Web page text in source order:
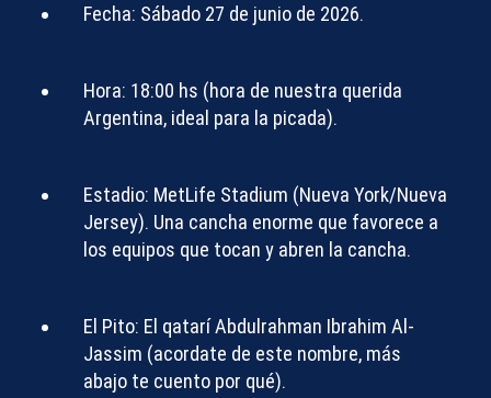
Fecha: Sábado 27 de junio de 2026.
Hora: 18:00 hs (hora de nuestra querida
Argentina, ideal para la picada).
Estadio: MetLife Stadium (Nueva York/Nueva
Jersey). Una cancha enorme que favorece a
los equipos que tocan y abren la cancha.
El Pito: El qatarí Abdulrahman Ibrahim Al-
Jassim (acordate de este nombre, más
abajo te cuento por qué).